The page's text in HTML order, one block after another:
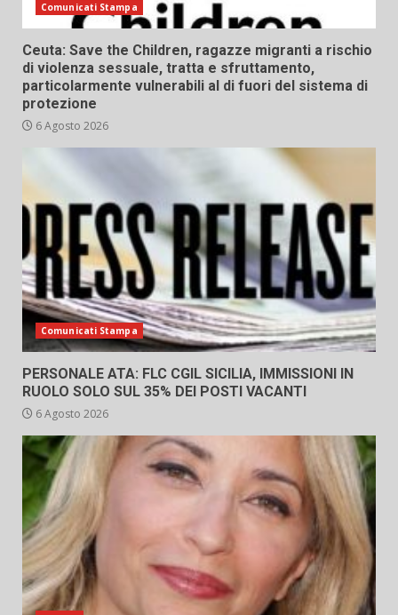
Comunicati Stampa
Ceuta: Save the Children, ragazze migranti a rischio
di violenza sessuale, tratta e sfruttamento,
particolarmente vulnerabili al di fuori del sistema di
protezione
6 Agosto 2026
Comunicati Stampa
PERSONALE ATA: FLC CGIL SICILIA, IMMISSIONI IN
RUOLO SOLO SUL 35% DEI POSTI VACANTI
6 Agosto 2026